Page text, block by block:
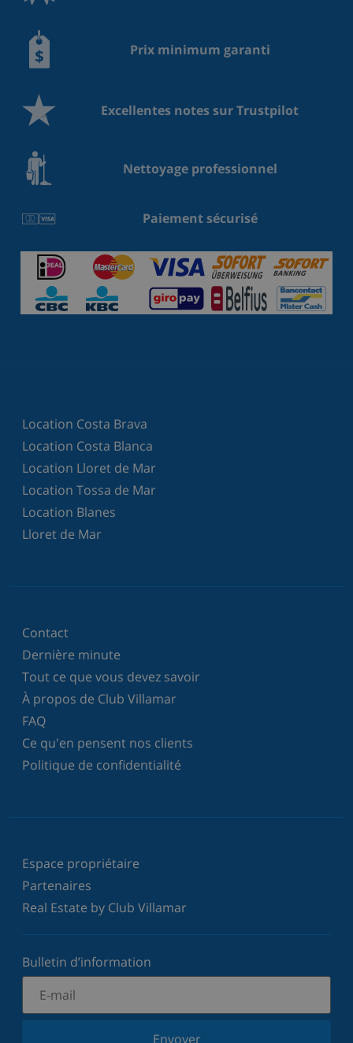
Prix minimum garanti
Excellentes notes sur Trustpilot
Nettoyage professionnel
Paiement sécurisé
Location Costa Brava
Location Costa Blanca
Location Lloret de Mar
Location Tossa de Mar
Location Blanes
Lloret de Mar
Contact
Dernière minute
Tout ce que vous devez savoir
À propos de Club Villamar
FAQ
Ce qu'en pensent nos clients
Politique de confidentialité
Espace propriétaire
Partenaires
Real Estate by Club Villamar
Bulletin d’information
Envoyer